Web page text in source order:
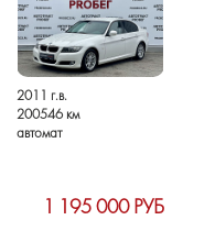
2011 г.в.
200546 км
автомат
1 195 000 РУБ